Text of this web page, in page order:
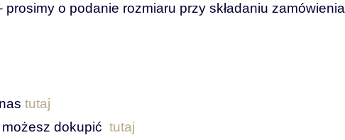
prosimy o podanie rozmiaru przy składaniu zamówienia
tutaj
dokupić tutaj